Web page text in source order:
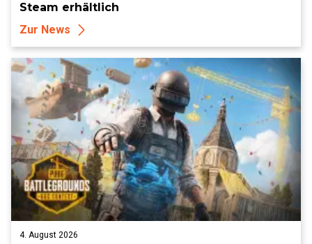
Steam erhältlich
Zur News
4. August 2026